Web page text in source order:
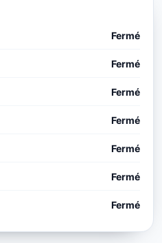
Fermé
Fermé
Fermé
Fermé
Fermé
Fermé
Fermé